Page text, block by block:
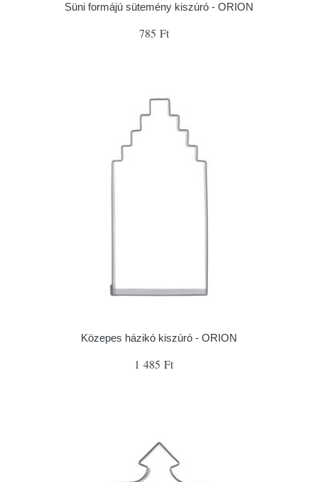
Süni formájú sütemény kiszúró - ORION
785 Ft
Közepes házikó kiszúró - ORION
1 485 Ft